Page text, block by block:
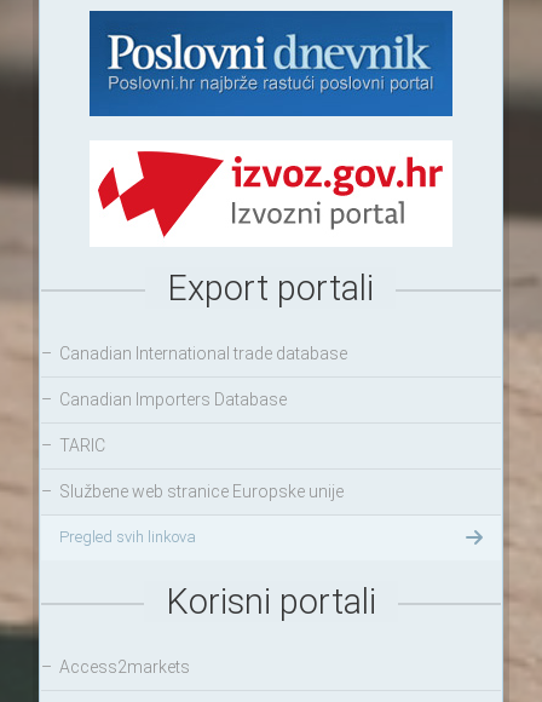
Export portali
– Canadian International trade database
– Canadian Importers Database
– TARIC
– Službene web stranice Europske unije
Pregled svih linkova
Korisni portali
– Access2markets